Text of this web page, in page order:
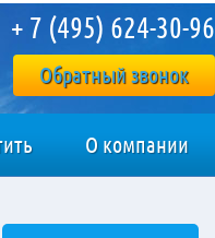
Обратный звонок
+ 7 (495) 624-30-96
О компании